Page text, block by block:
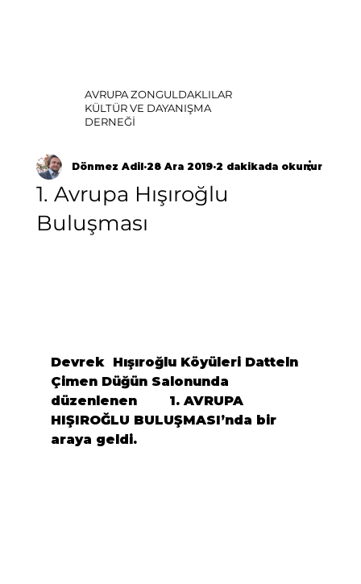
AVRUPA ZONGULDAKLILAR
KÜLTÜR VE DAYANIŞMA
DERNEĞİ
1. Avrupa Hışıroğlu
Buluşması
Dönmez Adil 28 Ara 2019 2 dakikada okunur
Devrek  Hışıroğlu Köyüleri Datteln
Çimen Düğün Salonunda
düzenlenen 1. AVRUPA
HIŞIROĞLU BULUŞMASI’nda bir
araya geldi.